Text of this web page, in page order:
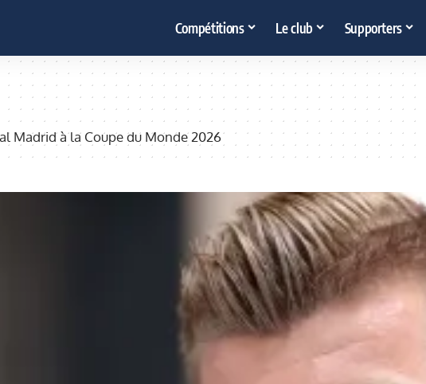
Compétitions Le club Supporters
Madrid à la Coupe du Monde 2026